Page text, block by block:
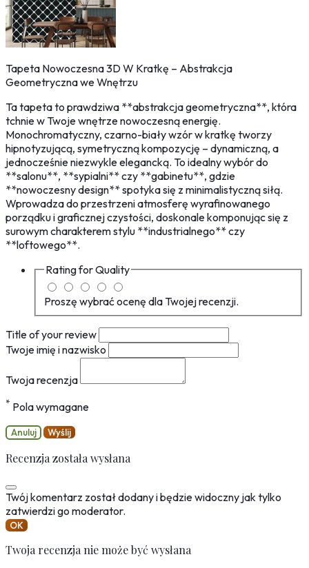
Tapeta Nowoczesna 3D W Kratkę – Abstrakcja
Geometryczna we Wnętrzu
Ta tapeta to prawdziwa **abstrakcja geometryczna**, która
tchnie w Twoje wnętrze nowoczesną energię.
Monochromatyczny, czarno-biały wzór w kratkę tworzy
hipnotyzującą, symetryczną kompozycję – dynamiczną, a
jednocześnie niezwykle elegancką. To idealny wybór do
**salonu**, **sypialni** czy **gabinetu**, gdzie
**nowoczesny design** spotyka się z minimalistyczną siłą.
Wprowadza do przestrzeni atmosferę wyrafinowanego
porządku i graficznej czystości, doskonale komponując się z
surowym charakterem stylu **industrialnego** czy
**loftowego**.
Rating forQuality
Proszę wybrać ocenę dla Twojej recenzji.
Title of your review
Twoje imię i nazwisko
Twoja recenzja
* Pola wymagane
Anuluj Wyślij
Recenzja została wysłana
Twój komentarz został dodany i będzie widoczny jak tylko
zatwierdzi go moderator.
OK
Twoja recenzja nie może być wysłana